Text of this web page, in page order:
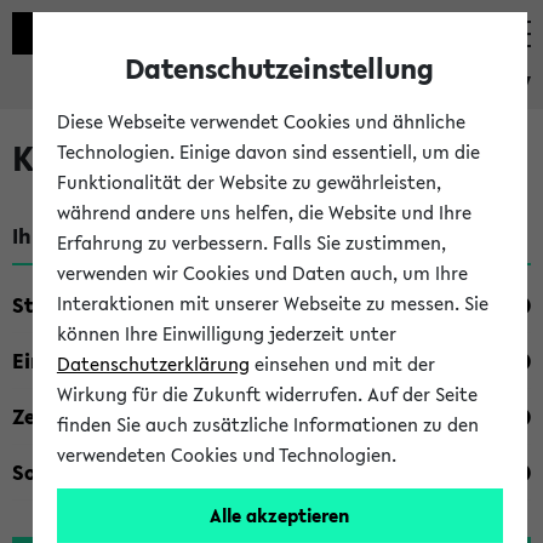
eKVV
Kombisuche im eKVV
Ihre Suchkriterien:
Studienfach
Einrichtung
Zeiten
Sonstiges
Datenschutzeinstellung
Diese Webseite verwendet Cookies und ähnliche
Technologien. Einige davon sind essentiell, um die
Funktionalität der Website zu gewährleisten,
während andere uns helfen, die Website und Ihre
Erfahrung zu verbessern. Falls Sie zustimmen,
verwenden wir Cookies und Daten auch, um Ihre
Interaktionen mit unserer Webseite zu messen. Sie
können Ihre Einwilligung jederzeit unter
Datenschutzerklärung einsehen und mit der
Wirkung für die Zukunft widerrufen. Auf der Seite
finden Sie auch zusätzliche Informationen zu den
verwendeten Cookies und Technologien.
Alle akzeptieren